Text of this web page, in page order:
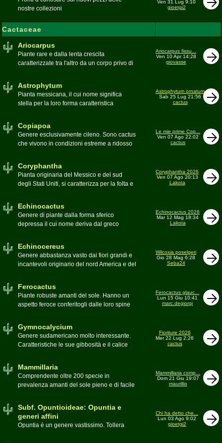
nostre collezioni
Ven 31 Lug 9:10
gioetgi2
Cactaceae
Ariocarpus
Piante rare e dalla lenta crescita
caratterizzate tra l'altro da un corpo privo di
alto rischio di scomparsa in habitat. Amanti
di terricci calcarei e ben drenati
Moderatore
Ariocarpus fissu...
Ven 10 Apr 14:28
giovasse
Astrophytum
Pianta messicana, il cui nome significa
stella per la loro forma caratteristica
Astrophytum ornatum
Sab 25 Lug 21:56
cactus
Copiapoa
Genere esclusivamente cileno. Sono cactus
che vivono in condizioni estreme a ridosso
ModeratoreLuca
Le mie prime Cop...
Ven 07 Ago 22:02
cactus
Coryphantha
Pianta originaria del Messico e del sud
degli Stati Uniti, si caratterizza per la folta e
ànthos (fiore) per via dei suoi fiori che
spuntano sulla cima della pianta
Moderatore
Coryphantha 2026
Ven 07 Ago 20:13
Lakota
Echinocactus
Genere di piante dalla forma sferico
depressa il cui nome deriva dal greco
denominati cactus barile per il loro notevole
pessimo
Echinocactus 2026
Mar 12 Mag 18:34
Lakota
Echinocereus
Genere abbastanza vasto dai fiori grandi e
incantevoli originario del nord America e del
Wilcoxia poselgeri
Gio 28 Mag 6:28
Seba24
Ferocactus
Piante robuste amanti del sole. Hanno un
aspetto feroce conferitogli dalle loro spine
Ferocactus glauc...
Lun 15 Giu 10:41
marc.degiorgi
Gymnocalycium
Genere sudamericano molto interessante.
Caratteristiche le sue gibbosità e il calice
Fioriture 2026
Mer 22 Lug 2:26
cactus
Mammillaria
Comprendente oltre 200 specie in
prevalenza amanti del sole pieno e di facile
Mammillaria comp...
Dom 21 Giu 19:07
maurillio
Subf. Opuntioideae: Opuntia e
generi affini
Opuntia è un genere vastissimo. Tollera
Chi ha detto che...
Lun 03 Ago 9:02
gioetgi2